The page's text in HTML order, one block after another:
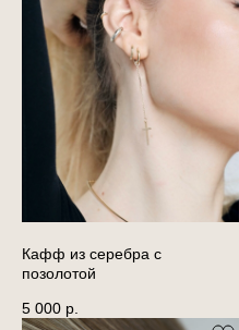
Кафф из серебра с
позолотой
5 000 р.